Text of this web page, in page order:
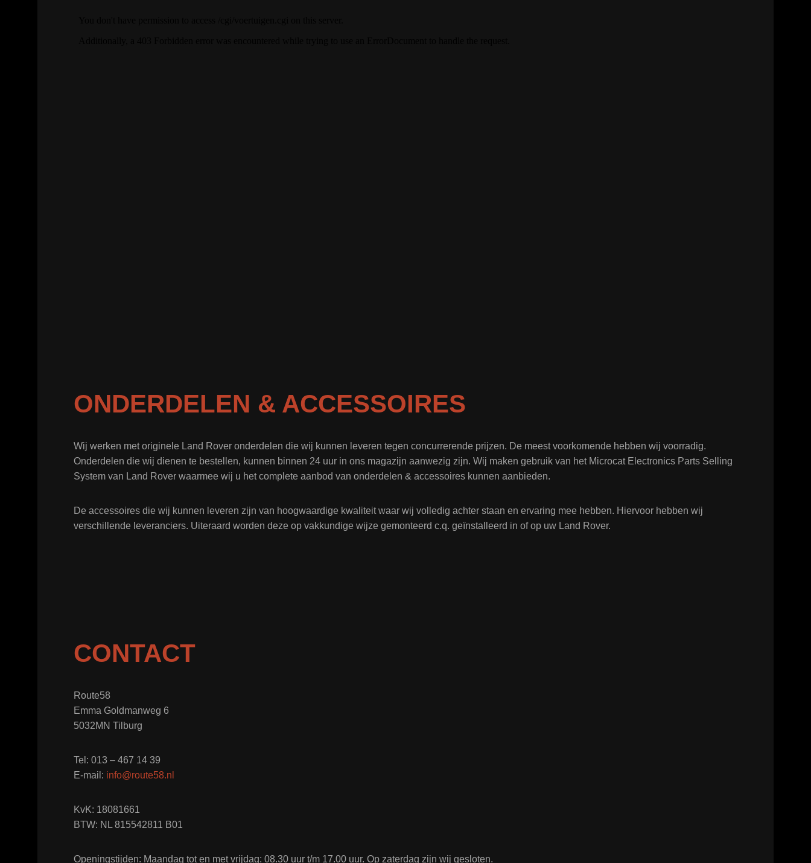
ONDERDELEN & ACCESSOIRES
Wij werken met originele Land Rover onderdelen die wij kunnen leveren tegen concurrerende prijzen. De meest voorkomende hebben wij voorradig.
Onderdelen die wij dienen te bestellen, kunnen binnen 24 uur in ons magazijn aanwezig zijn. Wij maken gebruik van het Microcat Electronics Parts Selling
System van Land Rover waarmee wij u het complete aanbod van onderdelen & accessoires kunnen aanbieden.
De accessoires die wij kunnen leveren zijn van hoogwaardige kwaliteit waar wij volledig achter staan en ervaring mee hebben. Hiervoor hebben wij
verschillende leveranciers. Uiteraard worden deze op vakkundige wijze gemonteerd c.q. geïnstalleerd in of op uw Land Rover.
CONTACT
Route58
Emma Goldmanweg 6
5032MN Tilburg
Tel: 013 – 467 14 39
E-mail: info@route58.nl
KvK: 18081661
BTW: NL 815542811 B01
Openingstijden: Maandag tot en met vrijdag: 08.30 uur t/m 17.00 uur. Op zaterdag zijn wij gesloten.